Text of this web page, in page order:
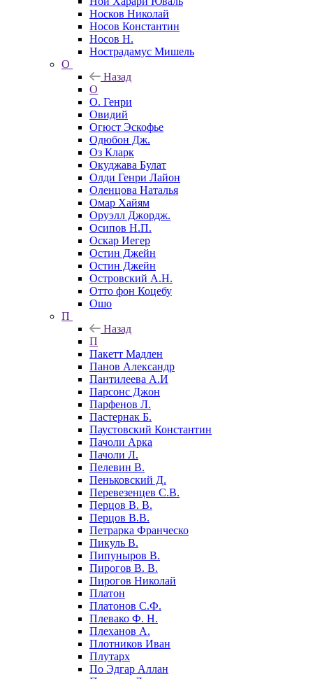
Носков Николай
Носов Константин
Носов Н.
Нострадамус Мишель
О
Назад
О
О. Генри
Овидий
Огюст Эскофье
Одюбон Дж.
Оз Кларк
Окуджава Булат
Олди Генри Лайон
Оленцова Наталья
Омар Хайям
Оруэлл Джордж.
Осипов Н.П.
Оскар Иегер
Остин Джейн
Остин Джейн
Островский А.Н.
Отто фон Коцебу
Ошо
П
Назад
П
Пакетт Мадлен
Панов Александр
Пантилеева А.И
Парсонс Джон
Парфенов Л.
Пастернак Б.
Паустовский Константин
Пачоли Арка
Пачоли Л.
Пелевин В.
Пеньковский Д.
Перевезенцев С.В.
Перцов В. В.
Перцов В.В.
Петрарка Франческо
Пикуль В.
Пипуныров В.
Пирогов В. В.
Пирогов Николай
Платон
Платонов С.Ф.
Плевако Ф. Н.
Плеханов А.
Плотников Иван
Плутарх
По Эдгар Аллан